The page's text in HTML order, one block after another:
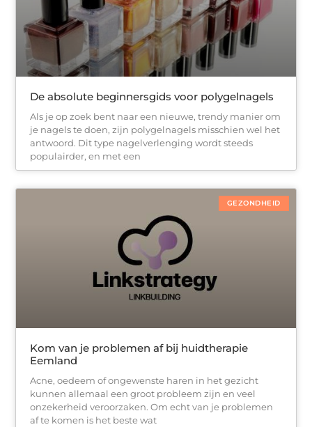
De absolute beginnersgids voor polygelnagels
Als je op zoek bent naar een nieuwe, trendy manier om
je nagels te doen, zijn polygelnagels misschien wel het
antwoord. Dit type nagelverlenging wordt steeds
populairder, en met een
GEZONDHEID
Kom van je problemen af bij huidtherapie
Eemland
Acne, oedeem of ongewenste haren in het gezicht
kunnen allemaal een groot probleem zijn en veel
onzekerheid veroorzaken. Om echt van je problemen
af te komen is het beste wat